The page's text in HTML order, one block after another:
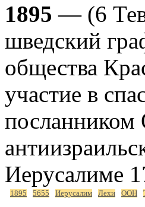
1895 — (6
шведский
общества
участие в
Иерусалиме
1895 5655 Иерусалим Лехи ООН